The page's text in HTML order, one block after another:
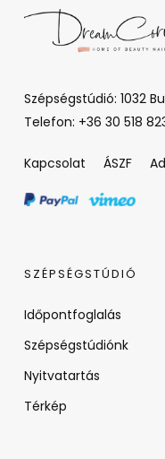
Szépségstúdió: 1032
Telefon: +36 30 518
Kapcsolat ÁSZF
SZÉPSÉGSTÚDIÓ
Időpontfoglalás
Szépségstúdiónk
Nyitvatartás
Térkép